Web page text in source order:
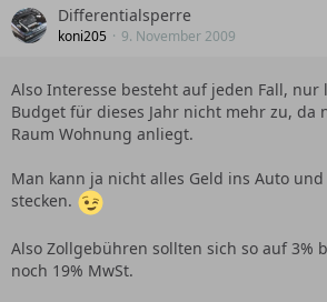
Differentialsperre
koni205 9. November 2009
Also Interesse besteht auf jeden Fall, nur
Budget für dieses Jahr nicht mehr zu, da
Raum Wohnung anliegt.
Man kann ja nicht alles Geld ins Auto
stecken.
Also Zollgebühren sollten sich so auf 3%
noch 19% MwSt.